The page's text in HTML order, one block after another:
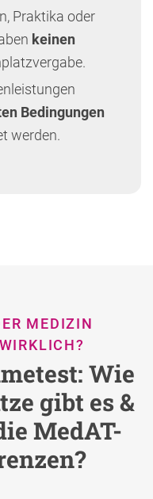
Praktika oder
keinen
Bedingungen
werden.
MEDIZIN
Wie
gibt es &
MedAT-